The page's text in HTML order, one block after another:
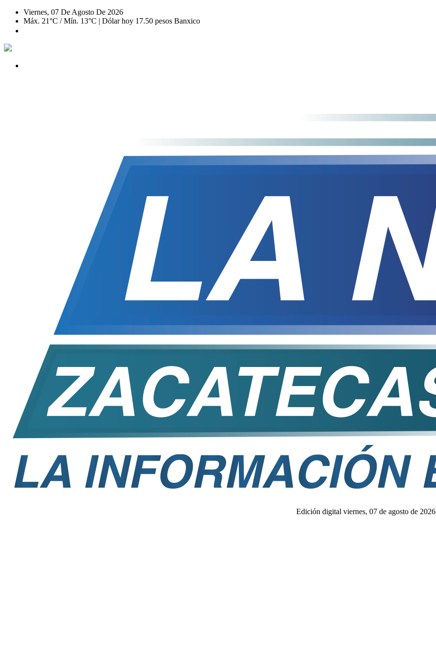
Viernes, 07 De Agosto De 2026
Máx. 21°C / Mín. 13°C | Dólar hoy 17.50 pesos Banxico
Edición digital viernes, 07 de agosto de 2026